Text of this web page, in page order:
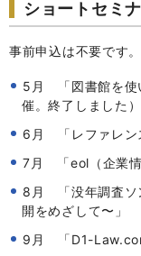
ショートセミ
事前申込は不要です
5月 「図書館を使
催。終了しました）
6月 「レファレン
7月 「eol（企業情
8月 「没年調査ソ
開をめざして〜」
9月 「D1-